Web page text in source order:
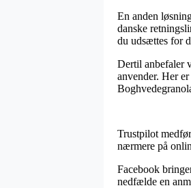
En anden
danske
du udsættes for
Dertil anbefaler
anvender. Her
Trustpilot
nærmere på
Facebook
nedfælde en